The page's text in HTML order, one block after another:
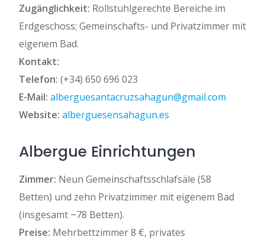
Zugänglichkeit: Rollstuhlgerechte Bereiche im
Erdgeschoss; Gemeinschafts- und Privatzimmer mit
eigenem Bad.
Kontakt:
Telefon: (+34) 650 696 023
E-Mail: alberguesantacruzsahagun@gmail.com
Website: alberguesensahagun.es
Albergue Einrichtungen
Zimmer: Neun Gemeinschaftsschlafsäle (58
Betten) und zehn Privatzimmer mit eigenem Bad
(insgesamt ~78 Betten).
Preise: Mehrbettzimmer 8 €, privates